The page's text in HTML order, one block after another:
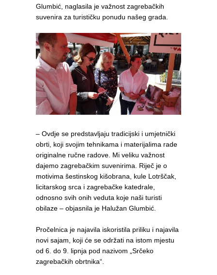
Glumbić, naglasila je važnost zagrebačkih
suvenira za turističku ponudu našeg grada.
– Ovdje se predstavljaju tradicijski i umjetnički
obrti, koji svojim tehnikama i materijalima rade
originalne ručne radove. Mi veliku važnost
dajemo zagrebačkim suvenirima. Riječ je o
motivima šestinskog kišobrana, kule Lotrščak,
licitarskog srca i zagrebačke katedrale,
odnosno svih onih veduta koje naši turisti
obilaze – objasnila je Halužan Glumbić.
Pročelnica je najavila iskoristila priliku i najavila
novi sajam, koji će se održati na istom mjestu
od 6. do 9. lipnja pod nazivom „Srčeko
zagrebačkih obrtnika“.